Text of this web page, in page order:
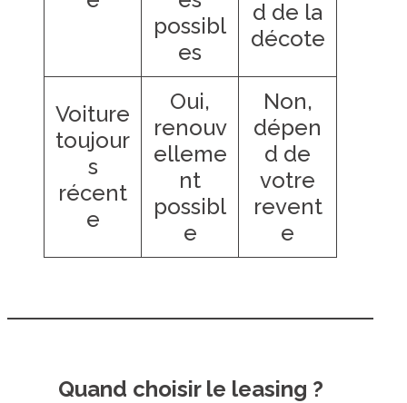
possibl
es
d de la
décote
Voiture
toujour
s
récent
e
Oui,
renouv
elleme
nt
possibl
e
Non,
dépen
d de
votre
revent
e
Quand choisir le leasing ?